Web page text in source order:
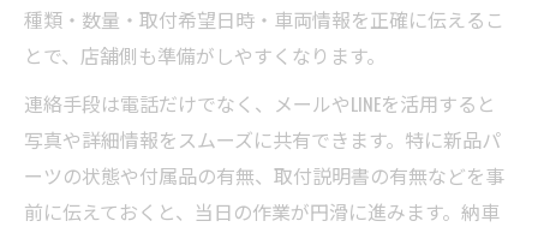
種類・数量・取付希望日時・車両情報を正確に伝えるこ
とで、店舗側も準備がしやすくなります。
連絡手段は電話だけでなく、メールやLINEを活用すると
写真や詳細情報をスムーズに共有できます。特に新品パ
ーツの状態や付属品の有無、取付説明書の有無などを事
前に伝えておくと、当日の作業が円滑に進みます。納車